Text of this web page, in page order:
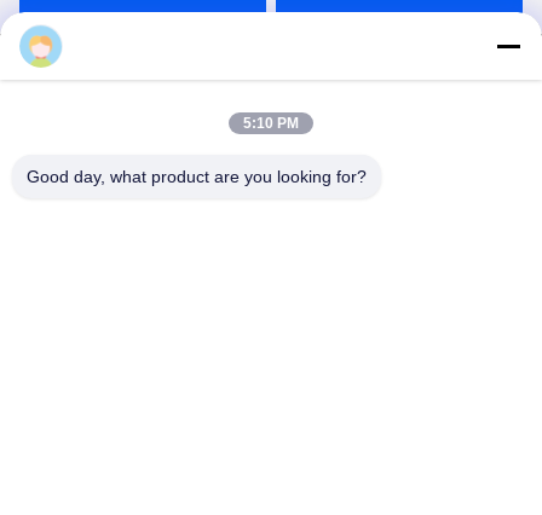
5:10 PM
Good day, what product are you looking for?